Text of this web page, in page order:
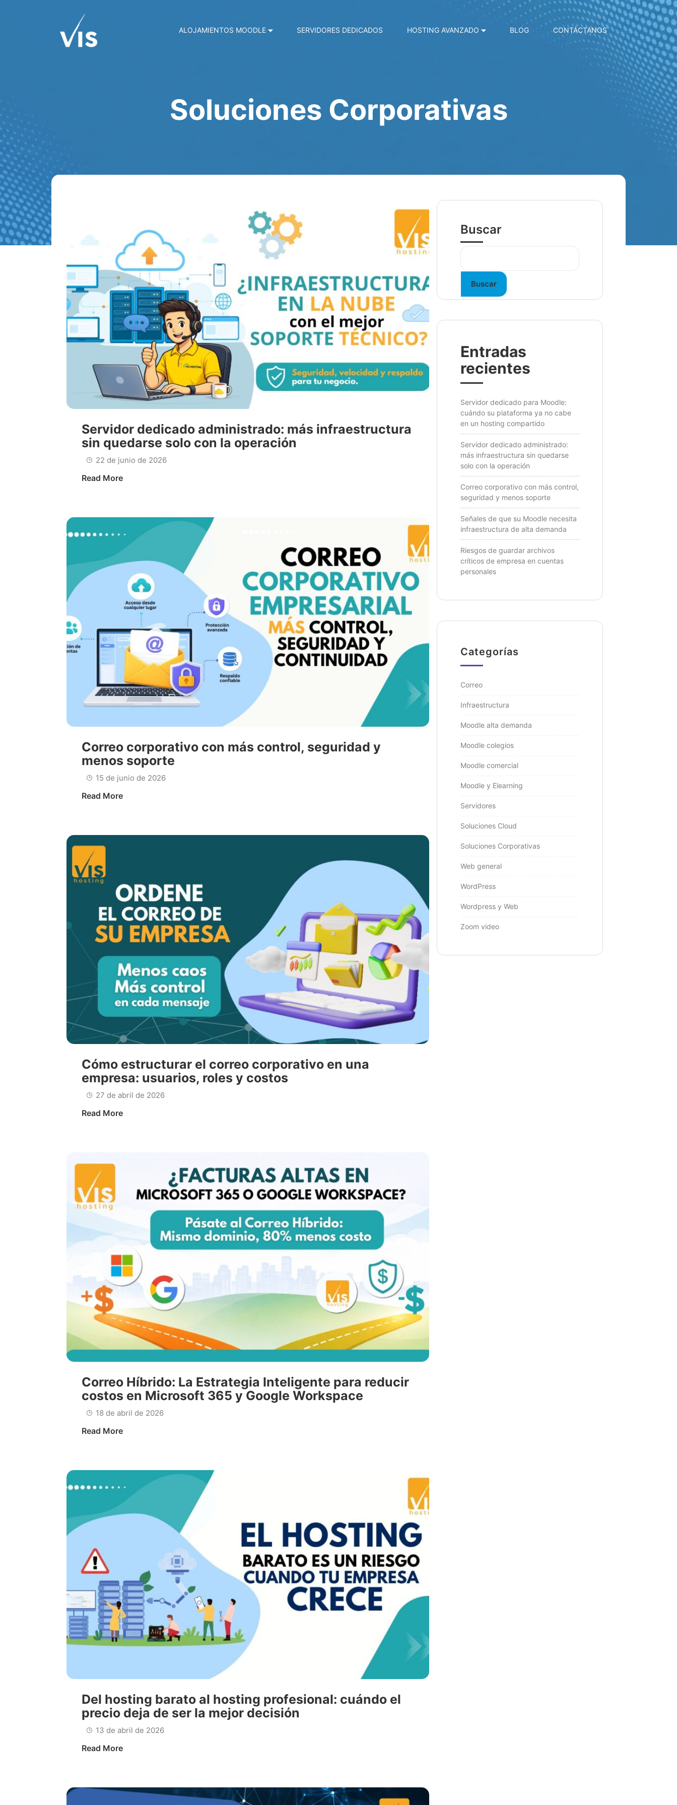
ALOJAMIENTOS MOODLE SERVIDORES DEDICADOS HOSTING AVANZADO BLOG CONTÁCTANOS
Soluciones Corporativas
Servidor dedicado administrado: más infraestructura
sin quedarse solo con la operación
22 de junio de 2026
Read More
Correo corporativo con más control, seguridad y
menos soporte
15 de junio de 2026
Read More
Cómo estructurar el correo corporativo en una
empresa: usuarios, roles y costos
27 de abril de 2026
Read More
Correo Híbrido: La Estrategia Inteligente para reducir
costos en Microsoft 365 y Google Workspace
18 de abril de 2026
Read More
Del hosting barato al hosting profesional: cuándo el
precio deja de ser la mejor decisión
13 de abril de 2026
Read More
Buscar
Buscar
Entradas
recientes
Servidor dedicado para Moodle:
cuándo su plataforma ya no cabe
en un hosting compartido
Servidor dedicado administrado:
más infraestructura sin quedarse
solo con la operación
Correo corporativo con más control,
seguridad y menos soporte
Señales de que su Moodle necesita
infraestructura de alta demanda
Riesgos de guardar archivos
críticos de empresa en cuentas
personales
Categorías
Correo
Infraestructura
Moodle alta demanda
Moodle colegios
Moodle comercial
Moodle y Elearning
Servidores
Soluciones Cloud
Soluciones Corporativas
Web general
WordPress
Wordpress y Web
Zoom video